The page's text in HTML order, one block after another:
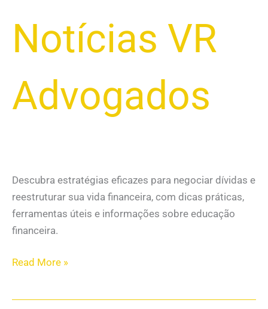
Notícias VR
Advogados
Descubra estratégias eficazes para negociar dívidas e
reestruturar sua vida financeira, com dicas práticas,
ferramentas úteis e informações sobre educação
financeira.
Read More »